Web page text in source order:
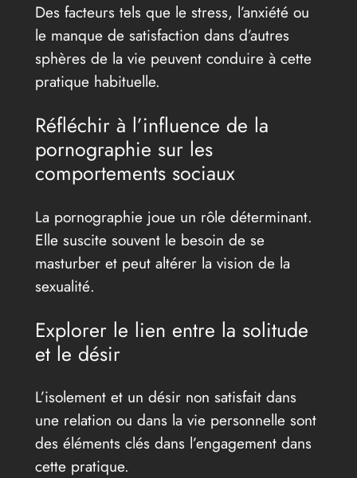
Des facteurs tels que le stress, l’anxiété ou
le manque de satisfaction dans d’autres
sphères de la vie peuvent conduire à cette
pratique habituelle.
Réfléchir à l’influence de la
pornographie sur les
comportements sociaux
La pornographie joue un rôle déterminant.
Elle suscite souvent le besoin de se
masturber et peut altérer la vision de la
sexualité.
Explorer le lien entre la solitude
et le désir
L’isolement et un désir non satisfait dans
une relation ou dans la vie personnelle sont
des éléments clés dans l’engagement dans
cette pratique.